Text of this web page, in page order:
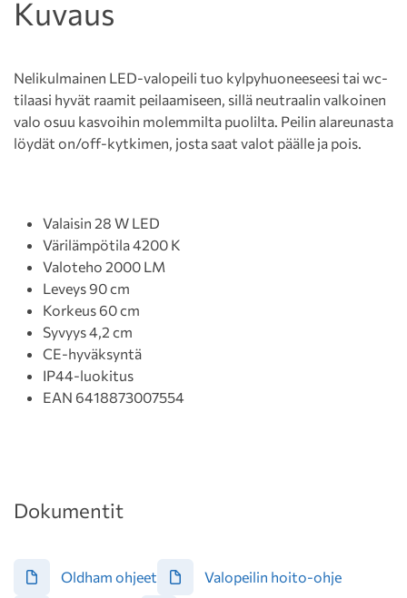
Kuvaus
Nelikulmainen LED-valopeili tuo kylpyhuoneeseesi tai wc-
tilaasi hyvät raamit peilaamiseen, sillä neutraalin valkoinen
valo osuu kasvoihin molemmilta puolilta. Peilin alareunasta
löydät on/off-kytkimen, josta saat valot päälle ja pois.
Valaisin 28 W LED
Värilämpötila 4200 K
Valoteho 2000 LM
Leveys 90 cm
Korkeus 60 cm
Syvyys 4,2 cm
CE-hyväksyntä
IP44-luokitus
EAN 6418873007554
Dokumentit
Oldham ohjeet Valopeilin hoito-ohje